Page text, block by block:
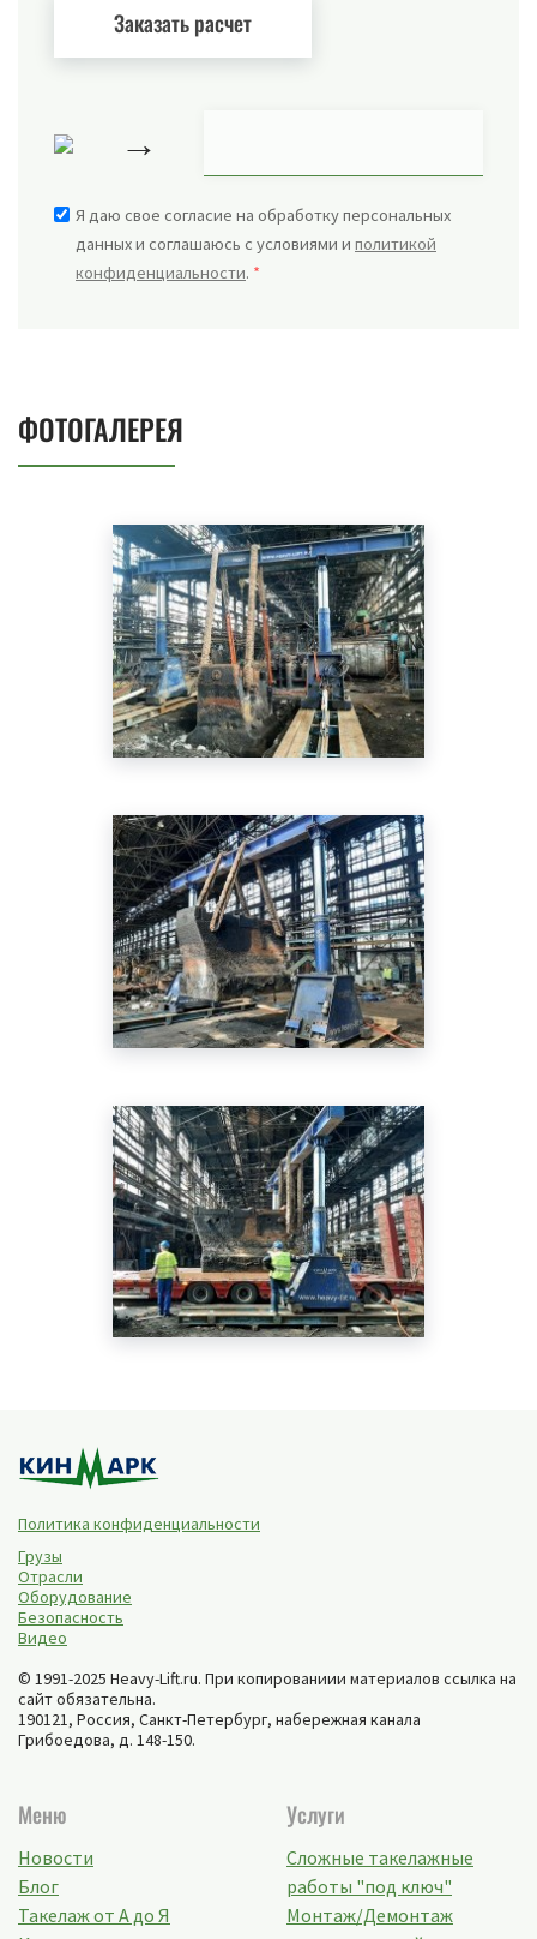
→
Я даю свое согласие на обработку персональных
данных и соглашаюсь с условиями и политикой
конфиденциальности. *
ФОТОГАЛЕРЕЯ
Политика конфиденциальности
Грузы
Отрасли
Оборудование
Безопасность
Видео
© 1991-2025 Heavy-Lift.ru. При копированиии материалов ссылка на
сайт обязательна.
190121, Россия, Санкт-Петербург, набережная канала
Грибоедова, д. 148-150.
Меню
Новости
Блог
Такелаж от А до Я
Услуги
Сложные такелажные
работы "под ключ"
Монтаж/Демонтаж